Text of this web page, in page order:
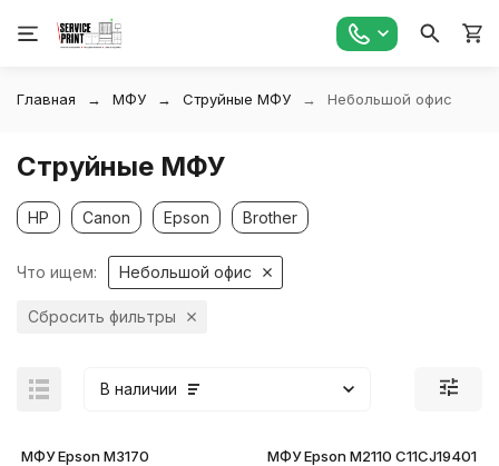
Главная МФУ Струйные МФУ Небольшой офис
Струйные МФУ
HP Canon Epson Brother
Что ищем: Небольшой офис
Сбросить фильтры
В наличии
МФУ Epson M3170
МФУ Epson M2110 C11CJ19401